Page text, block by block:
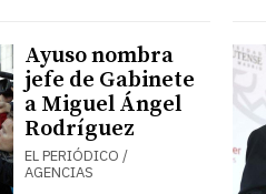
Ayuso nombra
jefe de Gabinete
a Miguel Ángel
Rodríguez
EL PERIÓDICO /
AGENCIAS